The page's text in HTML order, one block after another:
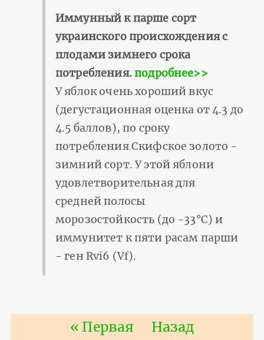
Иммунный к парше сорт
украинского происхождения с
плодами зимнего срока
потребления.подробнее>>
У яблок очень хороший вкус
(дегустационная оценка от 4.3 до
4.5 баллов), по сроку
потребления Скифское золото -
зимний сорт. У этой яблони
удовлетворительная для
средней полосы
морозостойкость (до -33°С) и
иммунитет к пяти расам парши
- ген Rvi6 (Vf).
НумерацияПервая
« Первая
Предыдущая
Назад